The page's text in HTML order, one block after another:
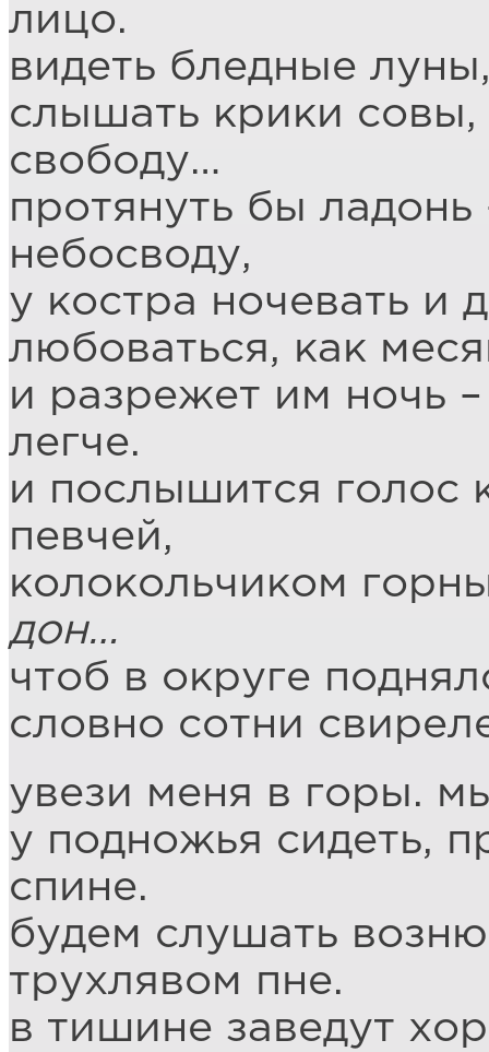
лицо.
видеть бледные
слышать крики
свободу…
протянуть бы ладонь
небосводу,
у костра ночевать и
любоваться, как
и разрежет им ночь
легче.
и послышится голос
певчей,
колокольчиком
дон…
чтоб в округе
словно сотни
увези меня в горы.
у подножья сидеть,
спине.
будем слушать
трухлявом пне.
в тишине заведут